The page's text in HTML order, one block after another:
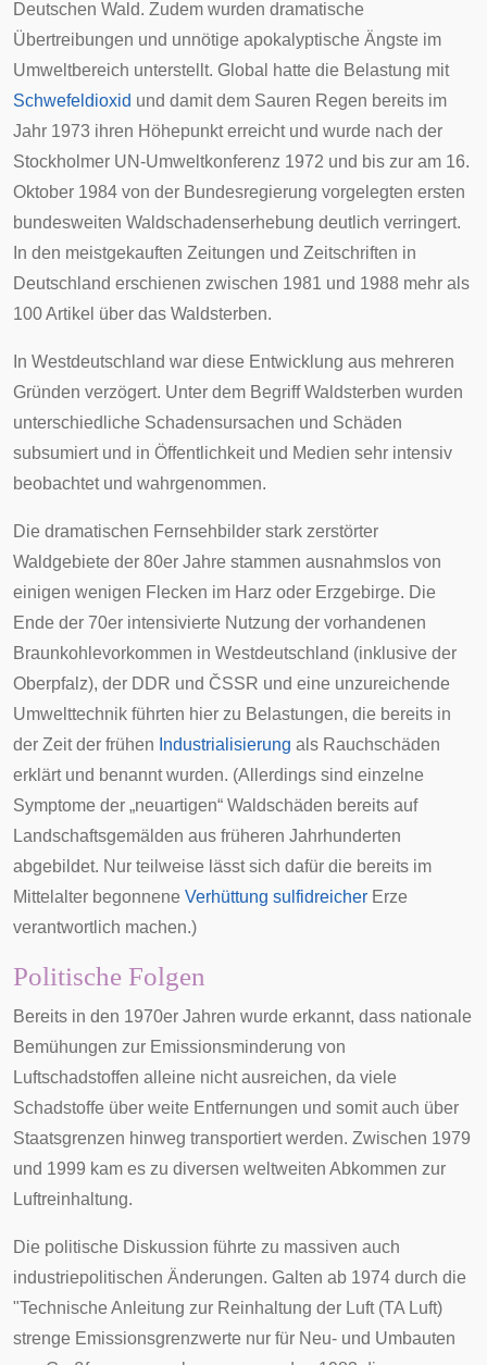
Deutschen Wald. Zudem wurden dramatische
Übertreibungen und unnötige apokalyptische Ängste im
Umweltbereich unterstellt. Global hatte die Belastung mit
Schwefeldioxid und damit dem Sauren Regen bereits im
Jahr 1973 ihren Höhepunkt erreicht und wurde nach der
Stockholmer UN-Umweltkonferenz 1972 und bis zur am 16.
Oktober 1984 von der Bundesregierung vorgelegten ersten
bundesweiten Waldschadenserhebung deutlich verringert.
In den meistgekauften Zeitungen und Zeitschriften in
Deutschland erschienen zwischen 1981 und 1988 mehr als
100 Artikel über das Waldsterben.
In Westdeutschland war diese Entwicklung aus mehreren
Gründen verzögert. Unter dem Begriff Waldsterben wurden
unterschiedliche Schadensursachen und Schäden
subsumiert und in Öffentlichkeit und Medien sehr intensiv
beobachtet und wahrgenommen.
Die dramatischen Fernsehbilder stark zerstörter
Waldgebiete der 80er Jahre stammen ausnahmslos von
einigen wenigen Flecken im Harz oder Erzgebirge. Die
Ende der 70er intensivierte Nutzung der vorhandenen
Braunkohlevorkommen in Westdeutschland (inklusive der
Oberpfalz), der DDR und ČSSR und eine unzureichende
Umwelttechnik führten hier zu Belastungen, die bereits in
der Zeit der frühen Industrialisierung als Rauchschäden
erklärt und benannt wurden. (Allerdings sind einzelne
Symptome der „neuartigen“ Waldschäden bereits auf
Landschaftsgemälden aus früheren Jahrhunderten
abgebildet. Nur teilweise lässt sich dafür die bereits im
Mittelalter begonnene Verhüttung sulfidreicher Erze
verantwortlich machen.)
Politische Folgen
Bereits in den 1970er Jahren wurde erkannt, dass nationale
Bemühungen zur Emissionsminderung von
Luftschadstoffen alleine nicht ausreichen, da viele
Schadstoffe über weite Entfernungen und somit auch über
Staatsgrenzen hinweg transportiert werden. Zwischen 1979
und 1999 kam es zu diversen weltweiten Abkommen zur
Luftreinhaltung.
Die politische Diskussion führte zu massiven auch
industriepolitischen Änderungen. Galten ab 1974 durch die
"Technische Anleitung zur Reinhaltung der Luft (TA Luft)
strenge Emissionsgrenzwerte nur für Neu- und Umbauten